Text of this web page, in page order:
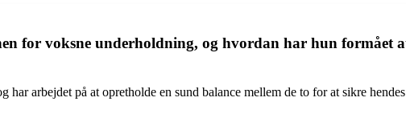
for voksne underholdning, og hvordan har hun formået
arbejdet på at opretholde en sund balance mellem de to for at sikre